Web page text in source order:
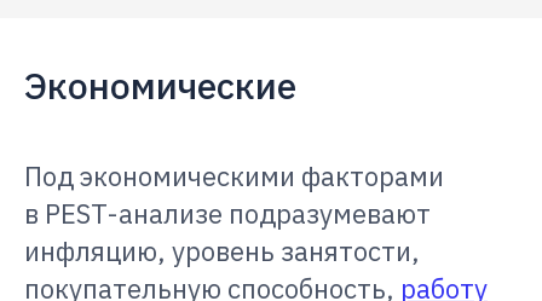
Экономические
Под экономическими факторами
в PEST-анализе подразумевают
инфляцию, уровень занятости,
покупательную способность, работу